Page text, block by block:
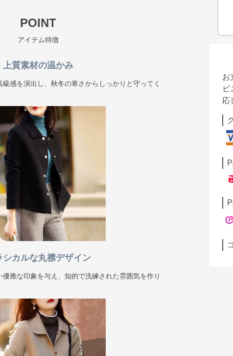
POINT
アイテム特徴
上質素材の温かみ
感を演出し、秋冬の寒さからしっかりと守ってく
シカルな丸襟デザイン
雅な印象を与え、知的で洗練された雰囲気を作り
お
ビ
応